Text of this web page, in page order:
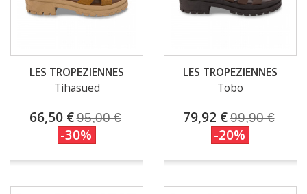
LES TROPEZIENNES
Tihasued
66,50 €95,00 €
-30%
LES TROPEZIENNES
Tobo
79,92 €99,90 €
-20%